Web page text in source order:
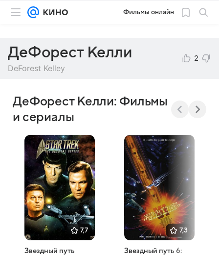
Фильмы онлайн
ДеФорест Келли
DeForest Kelley
2
ДеФорест Келли: Фильмы
и сериалы
7,7
Звездный путь
7,3
Звездный путь 6: